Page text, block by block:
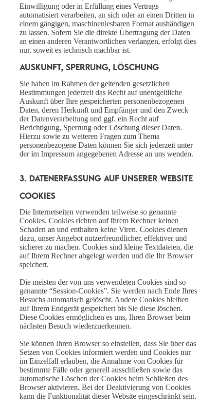
Einwilligung oder in Erfüllung eines Vertrags
automatisiert verarbeiten, an sich oder an einen Dritten in
einem gängigen, maschinenlesbaren Format aushändigen
zu lassen. Sofern Sie die direkte Übertragung der Daten
an einen anderen Verantwortlichen verlangen, erfolgt dies
nur, soweit es technisch machbar ist.
Auskunft, Sperrung, Löschung
Sie haben im Rahmen der geltenden gesetzlichen
Bestimmungen jederzeit das Recht auf unentgeltliche
Auskunft über Ihre gespeicherten personenbezogenen
Daten, deren Herkunft und Empfänger und den Zweck
der Datenverarbeitung und ggf. ein Recht auf
Berichtigung, Sperrung oder Löschung dieser Daten.
Hierzu sowie zu weiteren Fragen zum Thema
personenbezogene Daten können Sie sich jederzeit unter
der im Impressum angegebenen Adresse an uns wenden.
3. Datenerfassung auf unserer Website
Cookies
Die Internetseiten verwenden teilweise so genannte
Cookies. Cookies richten auf Ihrem Rechner keinen
Schaden an und enthalten keine Viren. Cookies dienen
dazu, unser Angebot nutzerfreundlicher, effektiver und
sicherer zu machen. Cookies sind kleine Textdateien, die
auf Ihrem Rechner abgelegt werden und die Ihr Browser
speichert.
Die meisten der von uns verwendeten Cookies sind so
genannte “Session-Cookies”. Sie werden nach Ende Ihres
Besuchs automatisch gelöscht. Andere Cookies bleiben
auf Ihrem Endgerät gespeichert bis Sie diese löschen.
Diese Cookies ermöglichen es uns, Ihren Browser beim
nächsten Besuch wiederzuerkennen.
Sie können Ihren Browser so einstellen, dass Sie über das
Setzen von Cookies informiert werden und Cookies nur
im Einzelfall erlauben, die Annahme von Cookies für
bestimmte Fälle oder generell ausschließen sowie das
automatische Löschen der Cookies beim Schließen des
Browser aktivieren. Bei der Deaktivierung von Cookies
kann die Funktionalität dieser Website eingeschränkt sein.